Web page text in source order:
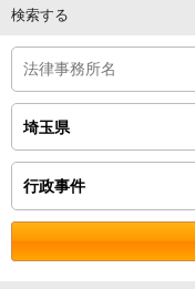
検索する